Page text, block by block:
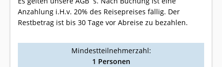
Anzahlung i.H.v. 20% des Reisepreises fällig. Der
Restbetrag ist bis 30 Tage vor Abreise zu bezahlen.
Mindestteilnehmerzahl:
1 Personen